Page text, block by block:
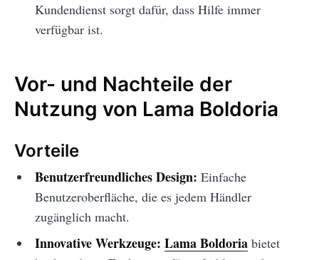
Kundendienst sorgt dafür, dass Hilfe immer
verfügbar ist.
Vor- und Nachteile der
Nutzung von Lama Boldoria
Vorteile
Benutzerfreundliches Design: Einfache
Benutzeroberfläche, die es jedem Händler
zugänglich macht.
Innovative Werkzeuge: Lama Boldoriabietet